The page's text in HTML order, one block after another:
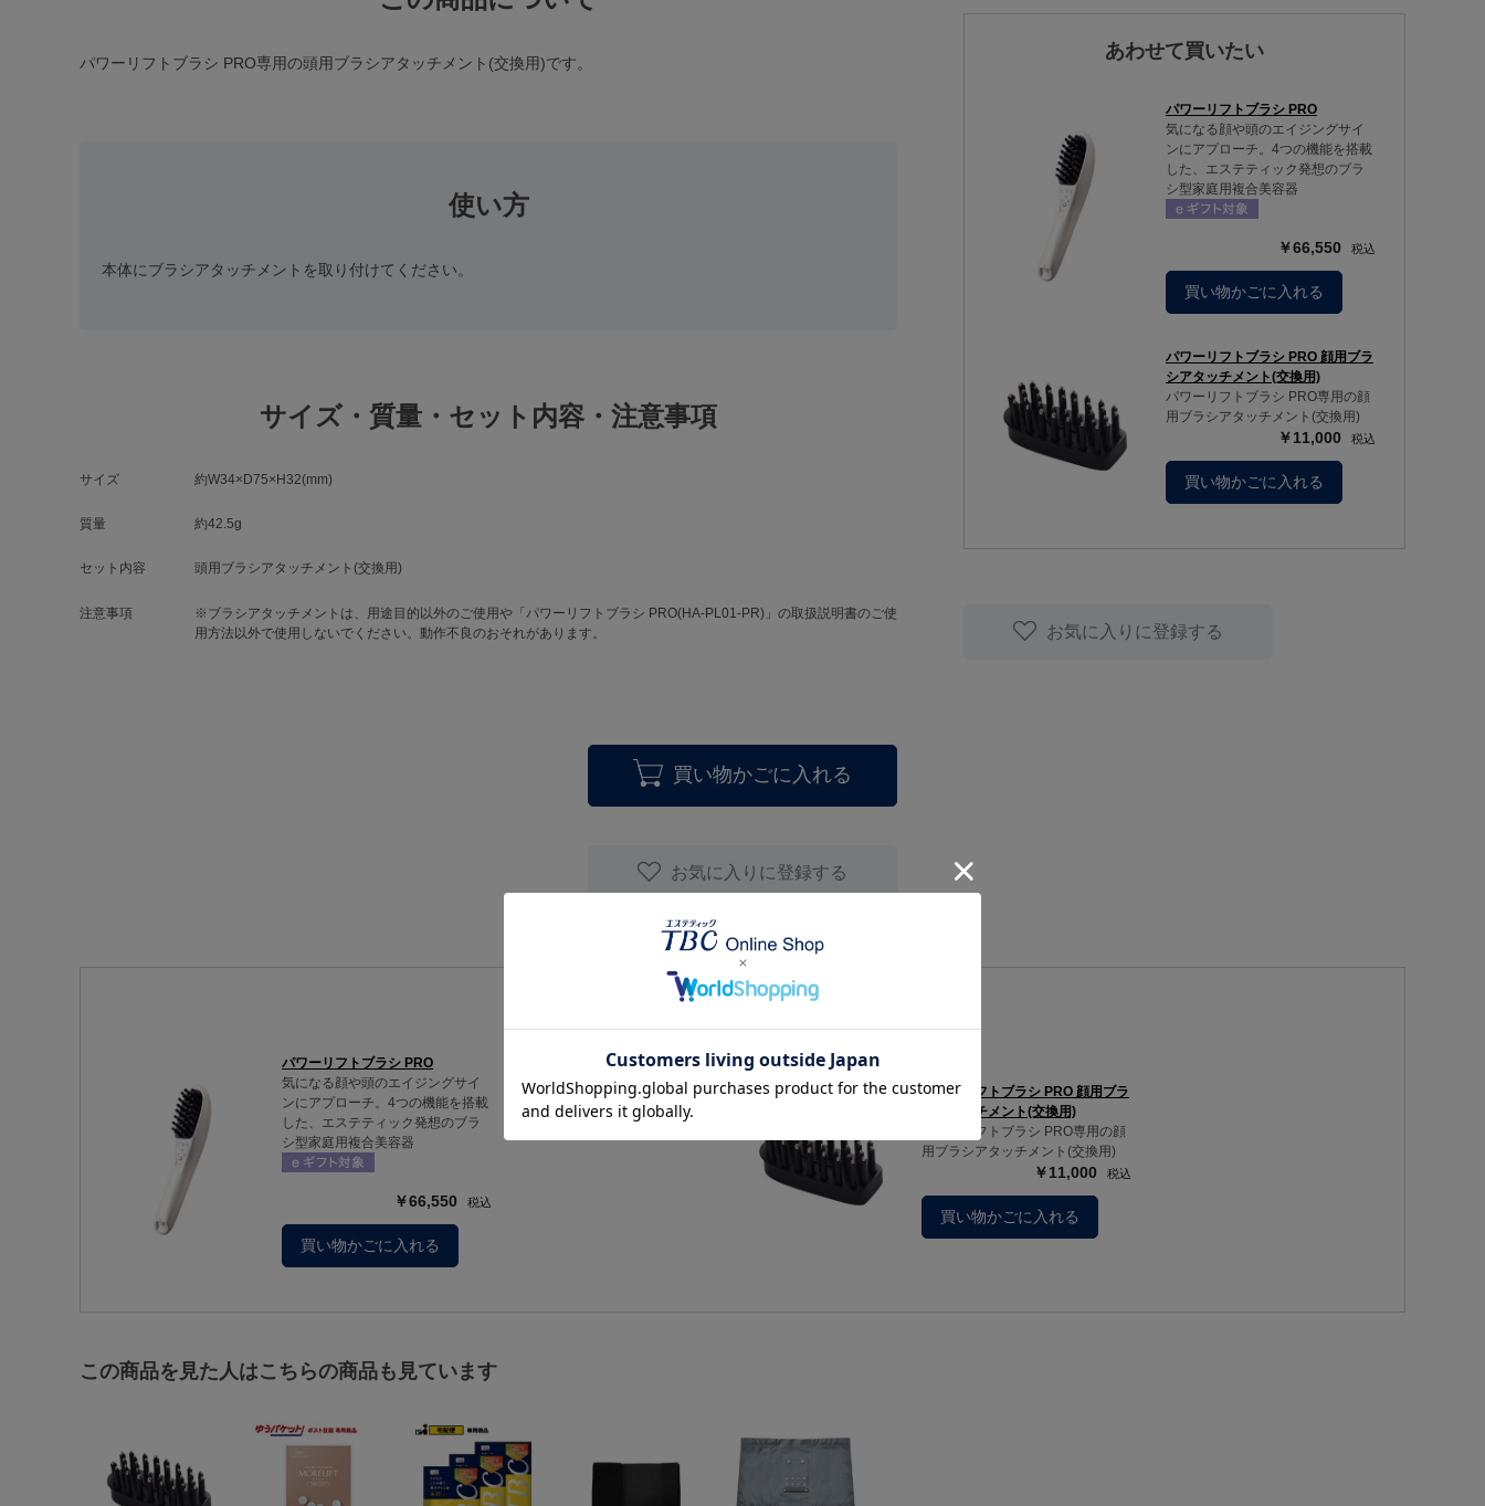
パワーリフトブラシ PRO専用の頭用ブラシアタッチメント(交換用)です。
使い方
本体にブラシアタッチメントを取り付けてください。
サイズ・質量・セット内容・注意事項
サイズ 約W34×D75×H32(mm)
質量 約42.5g
セット内容 頭用ブラシアタッチメント(交換用)
注意事項
※ブラシアタッチメントは、用途目的以外のご使用や「パワーリフトブラシ PRO(HA-PL01-PR)」の取扱説明書のご使
用方法以外で使用しないでください。動作不良のおそれがあります。
あわせて買いたい
パワーリフトブラシ PRO
気になる顔や頭のエイジングサイ
ンにアプローチ。4つの機能を搭載
した、エステティック発想のブラ
シ型家庭用複合美容器
￥66,550
買い物かごに入れる
パワーリフトブラシ PRO 顔用ブラ
シアタッチメント(交換用)
パワーリフトブラシ PRO専用の顔
用ブラシアタッチメント(交換用)
￥11,000
買い物かごに入れる
お気に入りに登録する
買い物かごに入れる
お気に入りに登録する
あわせて買いたい
パワーリフトブラシ PRO
気になる顔や頭のエイジングサイ
ンにアプローチ。4つの機能を搭載
した、エステティック発想のブラ
シ型家庭用複合美容器
￥66,550
買い物かごに入れる
パワーリフトブラシ PRO 顔用ブラ
シアタッチメント(交換用)
パワーリフトブラシ PRO専用の顔
用ブラシアタッチメント(交換用)
￥11,000
買い物かごに入れる
この商品を見た人はこちらの商品も見ています